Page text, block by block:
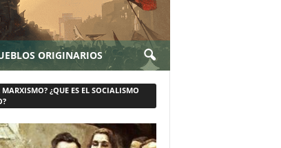
ORIGINARIOS
MARXISMO? ¿QUE ES EL SOCIALISMO